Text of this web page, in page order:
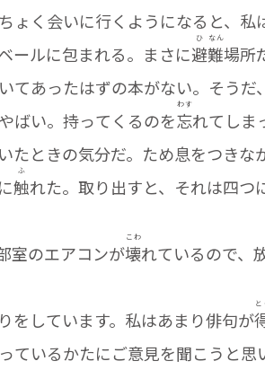
く会いに行くようになると、私
ールに包まれる。まさに避
ひ
難
なん
場所
あったはずの本がない。そうだ
ばい。持ってくるのを忘
わす
れてしま
たときの気分だ。ため息をつきな
触
ふ
れた。取り出すと、それは四つ
室のエアコンが壊
こわ
れているので、
をしています。私はあまり俳句が
と
ているかたにご意見を聞こうと思